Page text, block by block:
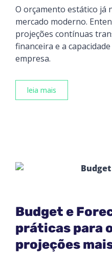
O orçamento estático já
mercado moderno.
projeções contínuas
financeira e a
empresa.
leia mais
Budget e
práticas para
projeções